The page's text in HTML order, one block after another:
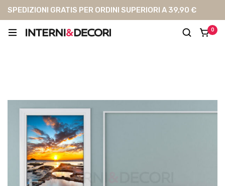
SPEDIZIONI GRATIS PER ORDINI SUPERIORI A 39,90 €
0